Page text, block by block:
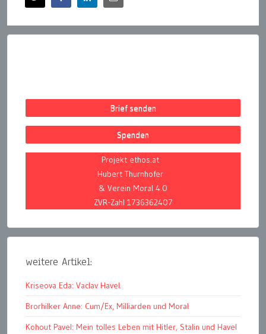
Brief senden
Spenden
Projekt ethos.at
Hubert Thurnhofer
& Verein Moral 4.0
ZVR-Zahl 1736362407
weitere Artikel:
Kriseova Eda: Vaclav Havel.
Brorhilker Anne: Cum/Ex, Milliarden und Moral
Kohout Pavel: Mein tolles Leben mit Hitler, Stalin und Havel